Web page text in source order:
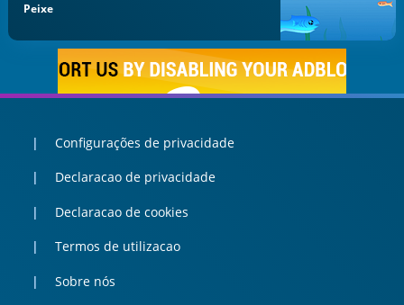
Peixe
Configurações de privacidade
Declaracao de privacidade
Declaracao de cookies
Termos de utilizacao
Sobre nós